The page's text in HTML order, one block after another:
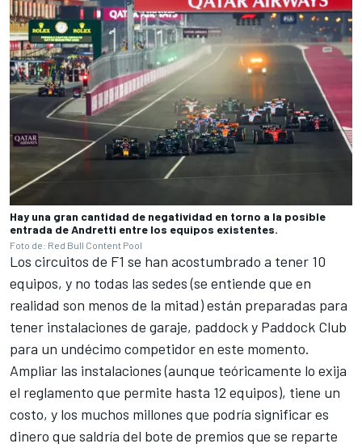
Hay una gran cantidad de negatividad en torno a la posible
entrada de Andretti entre los equipos existentes.
Foto de: Red Bull Content Pool
Los circuitos de F1 se han acostumbrado a tener 10
equipos, y no todas las sedes (se entiende que en
realidad son menos de la mitad) están preparadas para
tener instalaciones de garaje, paddock y Paddock Club
para un undécimo competidor en este momento.
Ampliar las instalaciones (aunque teóricamente lo exija
el reglamento que permite hasta 12 equipos), tiene un
costo, y los muchos millones que podría significar es
dinero que saldría del bote de premios que se reparte